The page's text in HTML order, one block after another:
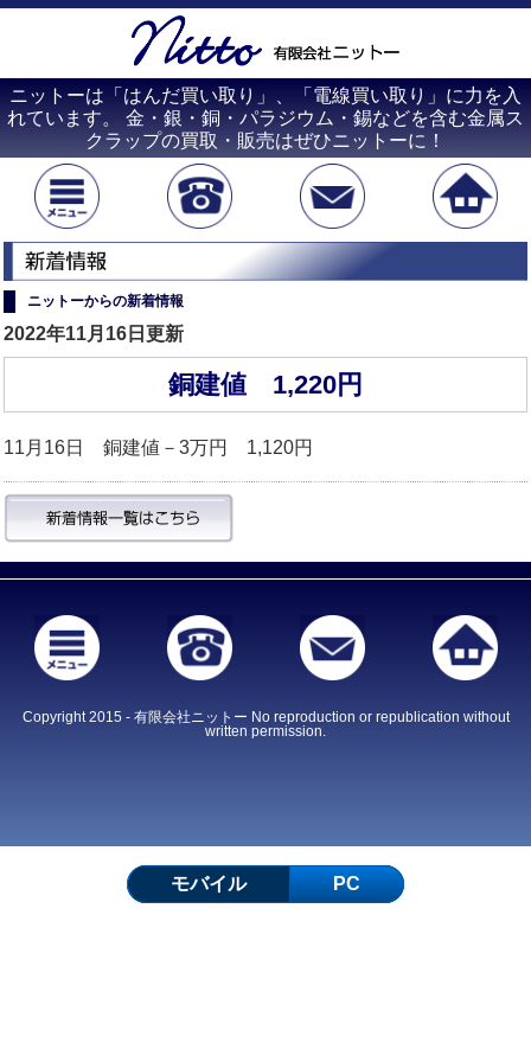
ニットーは「はんだ買い取り」、「電線買い取り」に力を入
れています。 金・銀・銅・パラジウム・錫などを含む金属ス
クラップの買取・販売はぜひニットーに！
ニットーからの新着情報
2022年11月16日更新
銅建値 1,220円
11月16日 銅建値－3万円 1,120円
Copyright 2015 - 有限会社ニットー No reproduction or republication without
written permission.
モバイル PC